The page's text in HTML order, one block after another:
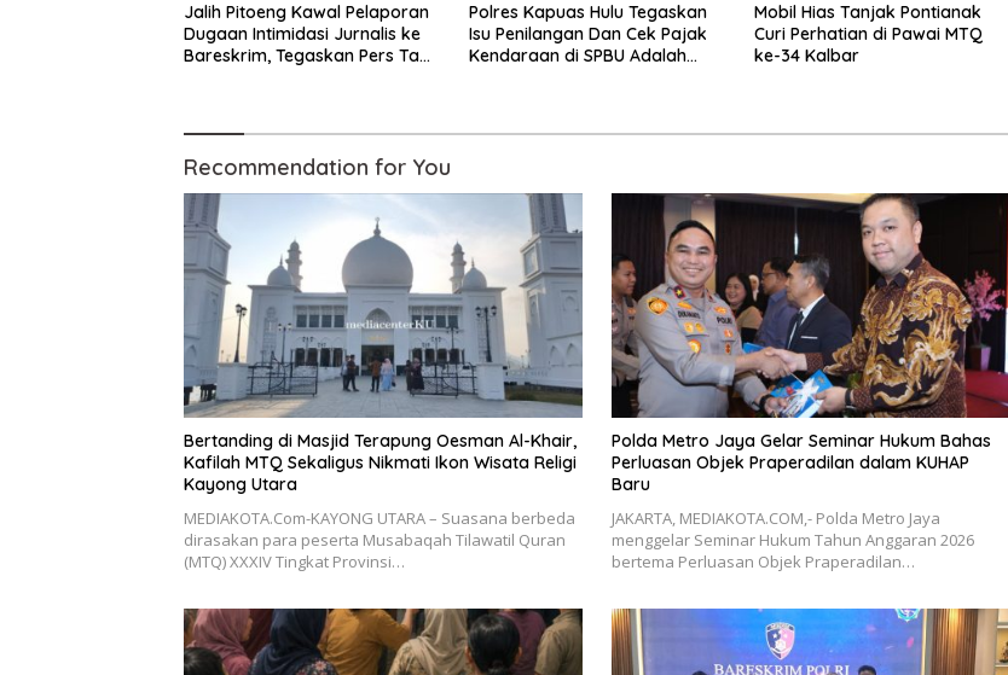
Jalih Pitoeng Kawal Pelaporan
Dugaan Intimidasi Jurnalis ke
Bareskrim, Tegaskan Pers Tak
Polres Kapuas Hulu Tegaskan
Isu Penilangan Dan Cek Pajak
Kendaraan di SPBU Adalah
Mobil Hias Tanjak Pontianak
Curi Perhatian di Pawai MTQ
ke-34 Kalbar
Recommendation for You
Bertanding di Masjid Terapung Oesman Al-Khair,
Kafilah MTQ Sekaligus Nikmati Ikon Wisata Religi
Kayong Utara
MEDIAKOTA.Com-KAYONG UTARA – Suasana berbeda
dirasakan para peserta Musabaqah Tilawatil Quran
(MTQ) XXXIV Tingkat Provinsi…
Polda Metro Jaya Gelar Seminar Hukum Bahas
Perluasan Objek Praperadilan dalam KUHAP
Baru
JAKARTA, MEDIAKOTA.COM,- Polda Metro Jaya
menggelar Seminar Hukum Tahun Anggaran 2026
bertema Perluasan Objek Praperadilan…